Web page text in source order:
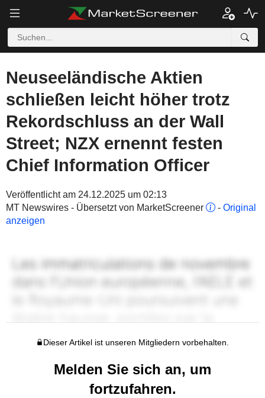
Neuseeländische Aktien
schließen leicht höher trotz
Rekordschluss an der Wall
Street; NZX ernennt festen
Chief Information Officer
Veröffentlicht am 24.12.2025 um 02:13
MT Newswires - Übersetzt von MarketScreener
- Original
anzeigen
Dieser Artikel ist unseren Mitgliedern vorbehalten.
Melden Sie sich an, um
fortzufahren.